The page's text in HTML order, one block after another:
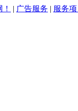
| 广告服务 | 服务